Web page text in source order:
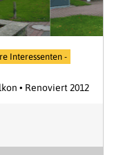
Interessenten -
• Renoviert 2012